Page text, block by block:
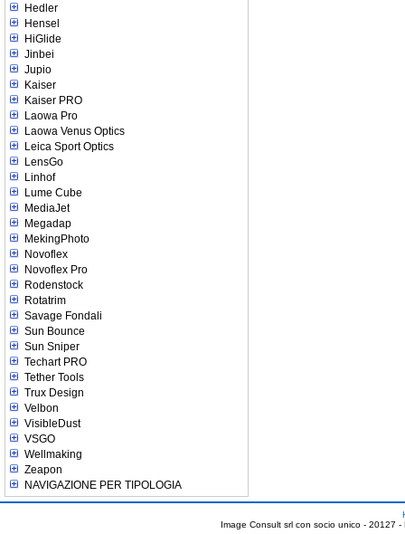
Hedler
Hensel
HiGlide
Jinbei
Jupio
Kaiser
Kaiser PRO
Laowa Pro
Laowa Venus Optics
Leica Sport Optics
LensGo
Linhof
Lume Cube
MediaJet
Megadap
MekingPhoto
Novoflex
Novoflex Pro
Rodenstock
Rotatrim
Savage Fondali
Sun Bounce
Sun Sniper
Techart PRO
Tether Tools
Trux Design
Velbon
VisibleDust
VSGO
Wellmaking
Zeapon
NAVIGAZIONE PER TIPOLOGIA
Image Consult srl con socio unico - 20127